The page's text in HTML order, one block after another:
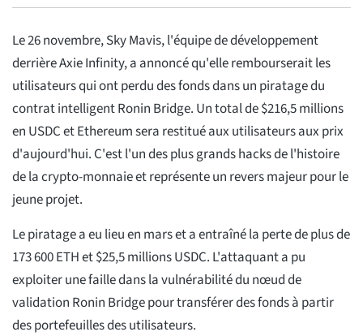
Le 26 novembre, Sky Mavis, l'équipe de développement
derrière Axie Infinity, a annoncé qu'elle rembourserait les
utilisateurs qui ont perdu des fonds dans un piratage du
contrat intelligent Ronin Bridge. Un total de $216,5 millions
en USDC et Ethereum sera restitué aux utilisateurs aux prix
d'aujourd'hui. C'est l'un des plus grands hacks de l'histoire
de la crypto-monnaie et représente un revers majeur pour le
jeune projet.
Le piratage a eu lieu en mars et a entraîné la perte de plus de
173 600 ETH et $25,5 millions USDC. L'attaquant a pu
exploiter une faille dans la vulnérabilité du nœud de
validation Ronin Bridge pour transférer des fonds à partir
des portefeuilles des utilisateurs.